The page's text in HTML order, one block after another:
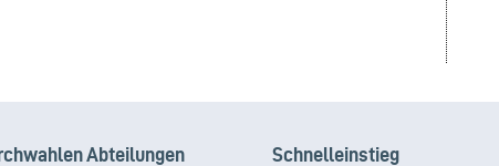
Abteilungen Schnelleinstieg